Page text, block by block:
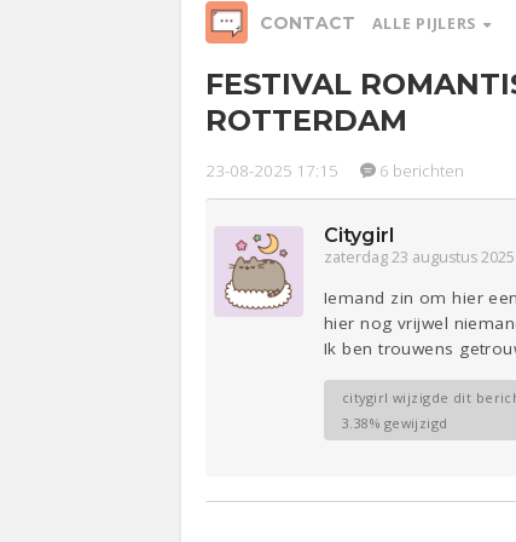
CONTACT ALLE PIJLERS
Relaties
Entertainment Lijf & Lijn
Sport
Contact
FESTIVAL
ROTTERDAM
23-08-2025 17:15 6 berichten
Citygirl
zaterdag 23 augustus
Iemand zin om hier
hier nog vrijwel
Ik ben trouwens
citygirl wijzigde dit
3.38% gewijzigd